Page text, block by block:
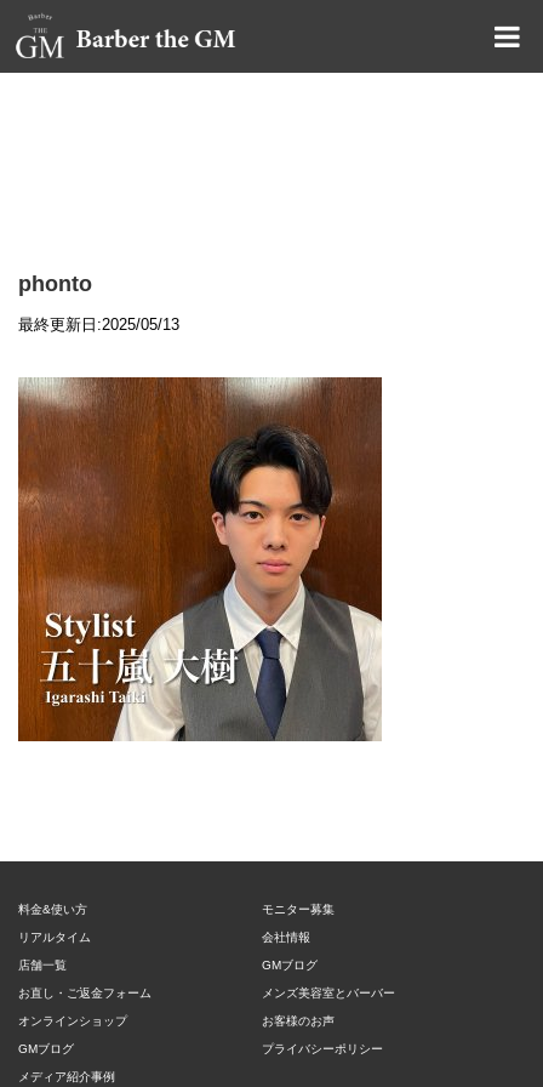
phonto
最終更新日:2025/05/13
料金&使い方
リアルタイム
店舗一覧
お直し・ご返金フォーム
オンラインショップ
GMブログ
メディア紹介事例
モニター募集
会社情報
GMブログ
メンズ美容室とバーバー
お客様のお声
プライバシーポリシー